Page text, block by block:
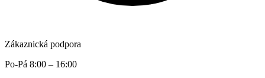
Zákaznická podpora
Po-Pá 8:00 – 16:00